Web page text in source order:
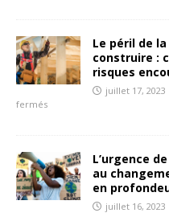
Le péril de
construire :
risques
juillet 17, 2023
fermés
L’urgence
au
en
juillet 16, 2023